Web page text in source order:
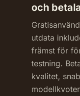
och
utdata
främst för
testning.
kvalitet,